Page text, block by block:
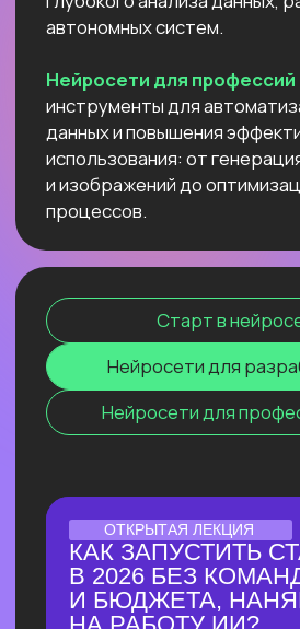
инструменты для автоматизации, анализа
данных и повышения эффективности.
рутинных процессов.
Старт в нейросетях
Нейросети для разработки и IT
Нейросети для профессий вне IT
ОНЛАЙН-СЕМИНАР
ПО ПЕРПЛЕКСИТИ ИИ ДЛЯ
ПЕДАГОГОВ
И РЕПЕТИТОРОВ
Соберем «вау-урок» для ваших
учеников и студентов за минуты
и расскажем, как сделать это
стабильной практикой.
Узнать подробнее
ПО ПРИМЕНЕНИЮ ИИ
ДЛЯ ЮРИДИЧЕСКИХ ЗАДАЧ
В прямом эфире мы покажем, как
с помощью ИИ автоматизировать
до 90% работы со сложными
документами, за минуты проверять
их на соответствие законодательству